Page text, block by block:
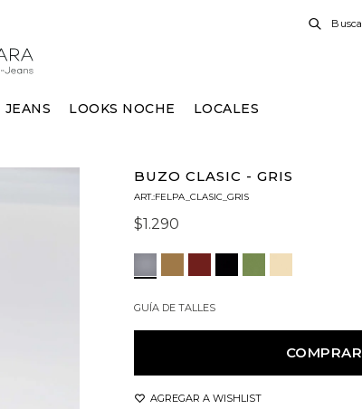
JEANS LOOKS NOCHE LOCALES
BUZO CLASIC - GRIS
FELPA_CLASIC_GRIS
$1.290
GUÍA DE TALLES
COMPRAR